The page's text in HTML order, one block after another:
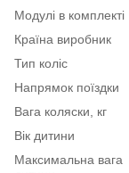
Модулі в комплекті
Країна виробник
Тип коліс
Напрямок поїздки
Вага коляски, кг
Вік дитини
Максимальна вага